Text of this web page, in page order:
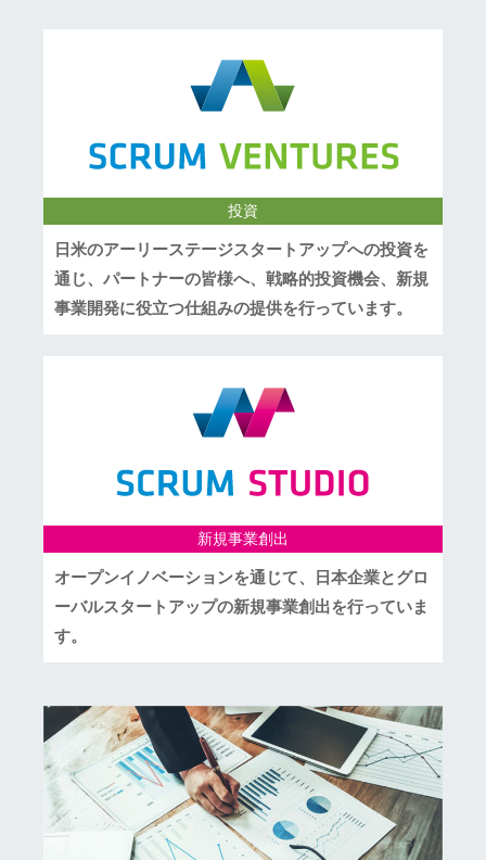
投資
日米のアーリーステージスタートアップへの投資を
通じ、パートナーの皆様へ、戦略的投資機会、新規
事業開発に役立つ仕組みの提供を行っています。
新規事業創出
オープンイノベーションを通じて、日本企業とグロ
ーバルスタートアップの新規事業創出を行っていま
す。